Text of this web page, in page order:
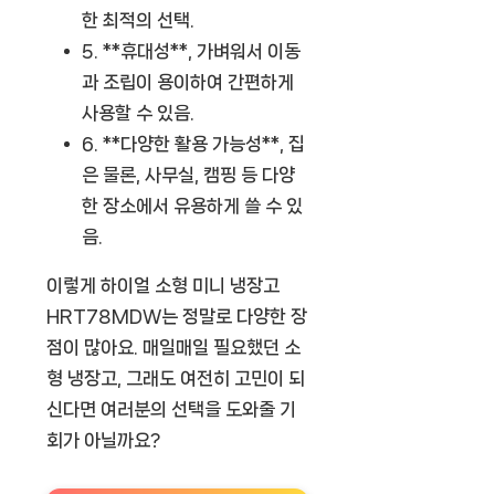
한 최적의 선택.
5. **휴대성**, 가벼워서 이동
과 조립이 용이하여 간편하게
사용할 수 있음.
6. **다양한 활용 가능성**, 집
은 물론, 사무실, 캠핑 등 다양
한 장소에서 유용하게 쓸 수 있
음.
이렇게 하이얼 소형 미니 냉장고
HRT78MDW는 정말로 다양한 장
점이 많아요. 매일매일 필요했던 소
형 냉장고, 그래도 여전히 고민이 되
신다면 여러분의 선택을 도와줄 기
회가 아닐까요?